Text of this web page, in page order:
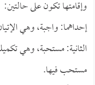
وإقامتها تكون على حالتين:
إحداهما: واجبة، وهي
الثانية: مستحبة، وهي
مستحب فيها.